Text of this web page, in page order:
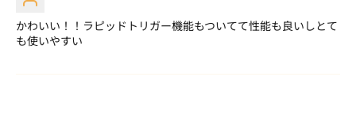
かわいい！！ラピッドトリガー機能もついてて性能も良いしとて
も使いやすい